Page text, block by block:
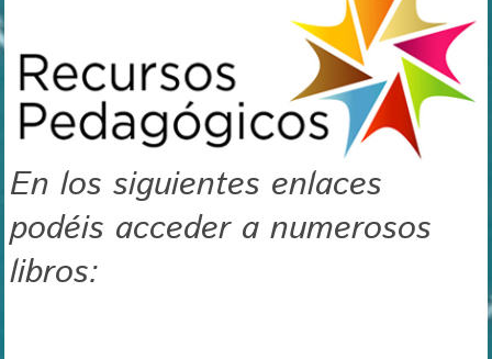
En los siguientes enlaces
podéis acceder a numerosos
libros: